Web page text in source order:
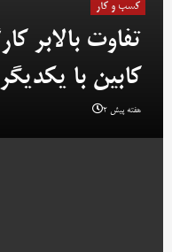
کسب و کار
تفاوت بالابر
کابین با یکدیگر
2 هفته پیش